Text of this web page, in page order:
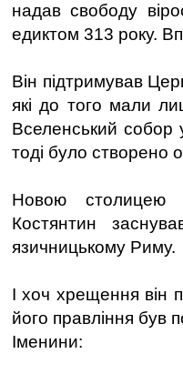
надав свободу
едиктом 313 року.
Він підтримував
які до того мали
Вселенський собор
тоді було створено
Новою столицею
Костянтин
язичницькому Риму.
І хоч хрещення
його правління був
Іменини: